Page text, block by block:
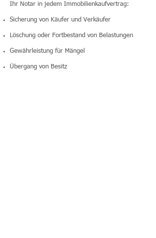
Ihr Notar in jedem Immobilienkaufvertrag:
Sicherung von Käufer und Verkäufer
Löschung oder Fortbestand von Belastungen
Gewährleistung für Mängel
Übergang von Besitz